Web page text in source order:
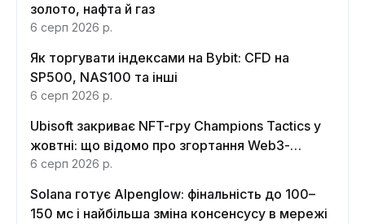
золото, нафта й газ
6 серп 2026 р.
Як торгувати індексами на Bybit: CFD на
SP500, NAS100 та інші
6 серп 2026 р.
Ubisoft закриває NFT-гру Champions Tactics у
жовтні: що відомо про згортання Web3-
функцій
6 серп 2026 р.
Solana готує Alpenglow: фінальність до 100–
150 мс і найбільша зміна консенсусу в мережі